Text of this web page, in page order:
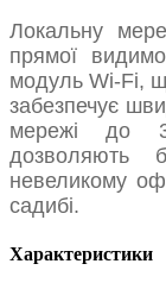
Локальну
прямої
модуль Wi-Fi,
забезпечує
мережі до
дозволяють
невеликому
садибі.
Характеристики